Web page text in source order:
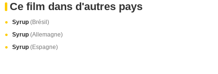
Ce film dans d'autres pays
Syrup (Brésil)
Syrup (Allemagne)
Syrup (Espagne)